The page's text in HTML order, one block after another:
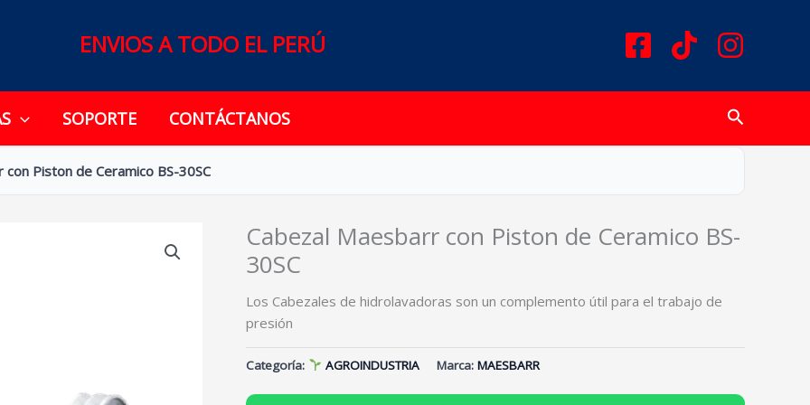
ENVIOS A TODO EL PERÚ
SOPORTE CONTÁCTANOS Buscar
con Piston de Ceramico BS-30SC
Cabezal Maesbarr con Piston de Ceramico BS-
30SC
Los Cabezales de hidrolavadoras son un complemento útil para el trabajo de
presión
Categoría: AGROINDUSTRIA Marca:MAESBARR